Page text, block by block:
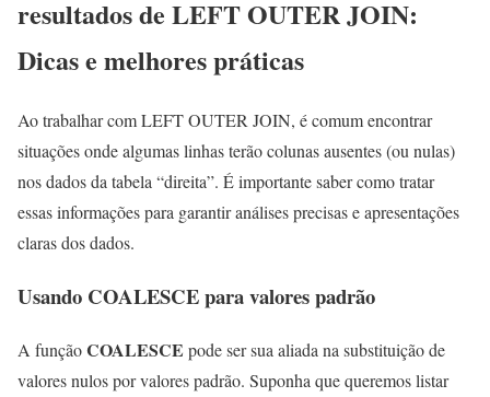
resultados de LEFT OUTER JOIN:
Dicas e melhores práticas
Ao trabalhar com LEFT OUTER JOIN, é comum encontrar
situações onde algumas linhas terão colunas ausentes (ou nulas)
nos dados da tabela “direita”. É importante saber como tratar
essas informações para garantir análises precisas e apresentações
claras dos dados.
Usando COALESCE para valores padrão
A funçãoCOALESCE pode ser sua aliada na substituição de
valores nulos por valores padrão. Suponha que queremos listar